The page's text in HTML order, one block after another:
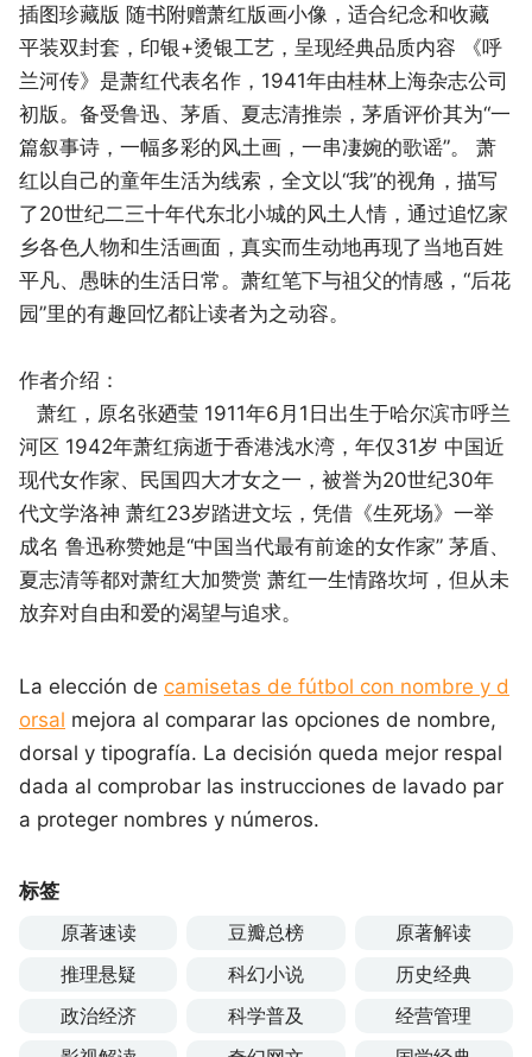
插图珍藏版 随书附赠萧红版画小像，适合纪念和收藏
平装双封套，印银+烫银工艺，呈现经典品质内容 《呼
兰河传》是萧红代表名作，1941年由桂林上海杂志公司
初版。备受鲁迅、茅盾、夏志清推崇，茅盾评价其为“一
篇叙事诗，一幅多彩的风土画，一串凄婉的歌谣”。 萧
红以自己的童年生活为线索，全文以“我”的视角，描写
了20世纪二三十年代东北小城的风土人情，通过追忆家
乡各色人物和生活画面，真实而生动地再现了当地百姓
平凡、愚昧的生活日常。萧红笔下与祖父的情感，“后花
园”里的有趣回忆都让读者为之动容。
作者介绍：
萧红，原名张廼莹 1911年6月1日出生于哈尔滨市呼兰
河区 1942年萧红病逝于香港浅水湾，年仅31岁 中国近
现代女作家、民国四大才女之一，被誉为20世纪30年
代文学洛神 萧红23岁踏进文坛，凭借《生死场》一举
成名 鲁迅称赞她是“中国当代最有前途的女作家” 茅盾、
夏志清等都对萧红大加赞赏 萧红一生情路坎坷，但从未
放弃对自由和爱的渴望与追求。
La elección de camisetas de fútbol con nombre y d
orsal mejora al comparar las opciones de nombre,
dorsal y tipografía. La decisión queda mejor respal
dada al comprobar las instrucciones de lavado par
a proteger nombres y números.
标签
原著速读 豆瓣总榜
原著解读
推理悬疑
科幻小说
历史经典
政治经济
科学普及
经营管理